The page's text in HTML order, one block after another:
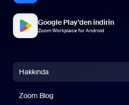
Google Play’den indirin
Zoom Workplace for Android
Hakkında
Zoom Blog